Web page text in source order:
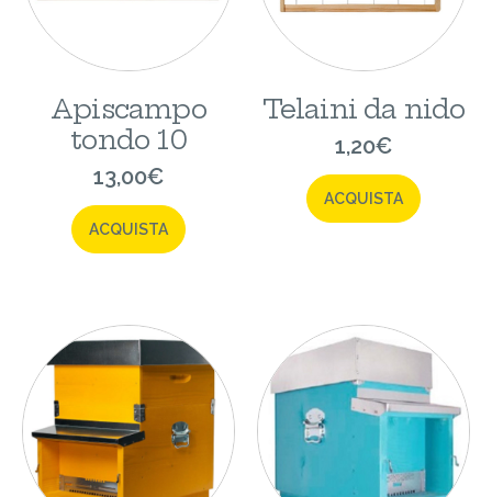
Apiscampo
tondo 10
13,00€
ACQUISTA
Telaini da nido
1,20€
ACQUISTA